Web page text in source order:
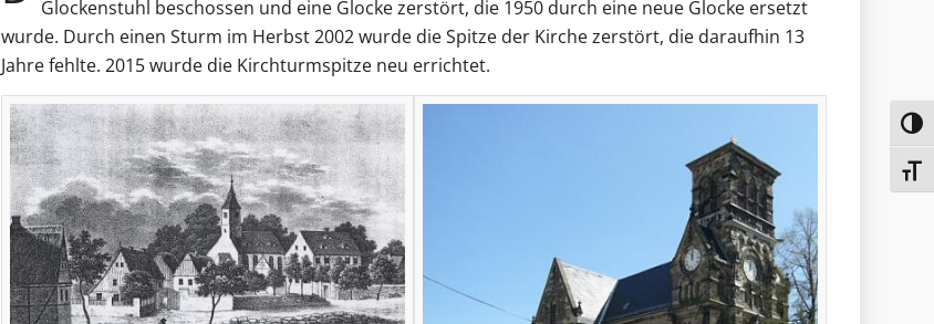
Glockenstuhl beschossen und eine Glocke zerstört, die 1950 durch eine neue Glocke ersetzt
wurde. Durch einen Sturm im Herbst 2002 wurde die Spitze der Kirche zerstört, die daraufhin 13
Jahre fehlte. 2015 wurde die Kirchturmspitze neu errichtet.